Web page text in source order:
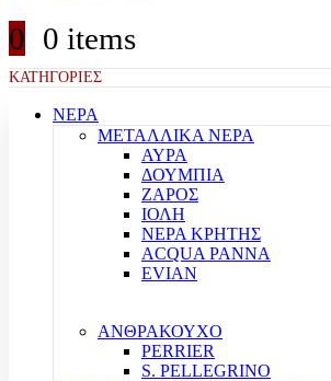
0 0 items
ΚΑΤΗΓΟΡΙΕΣ
ΝΕΡΑ
ΜΕΤΑΛΛΙΚΑ ΝΕΡΑ
ΑΥΡΑ
ΔΟΥΜΠΙΑ
ΖΑΡΟΣ
ΙΟΛΗ
ΝΕΡΑ ΚΡΗΤΗΣ
ACQUA PANNA
EVIAN
ΑΝΘΡΑΚΟΥΧΟ
PERRIER
S. PELLEGRINO